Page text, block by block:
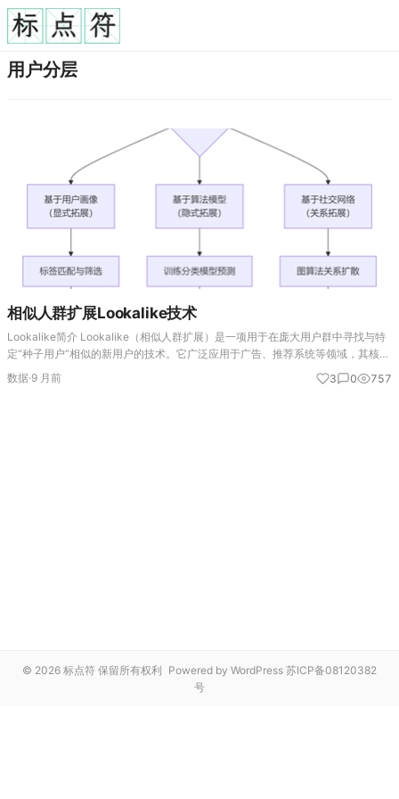
用户分层
相似人群扩展Lookalike技术
Lookalike简介 Lookalike（相似人群扩展）是一项用于在庞大用户群中寻找与特
定“种子用户”相似的新用户的技术。它广泛应用于广告、推荐系统等领域，其核心
逻辑可以概括为以下几个步骤： 核心方法解析 Lookalike的实现方式多样…
数据·9 月前 3 0 757
© 2026 标点符 保留所有权利 Powered by WordPress 苏ICP备08120382
号